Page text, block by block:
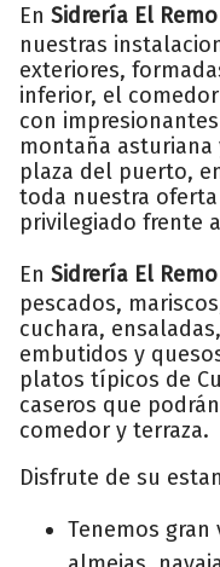
En Sidrería El Remo
nuestras
exteriores,
inferior, el
con
montaña
plaza del puerto,
toda nuestra
privilegiado frente
En Sidrería El Remo
pescados,
cuchara,
embutidos y
platos típicos de
caseros que
comedor y terraza.
Disfrute de su
Tenemos gran